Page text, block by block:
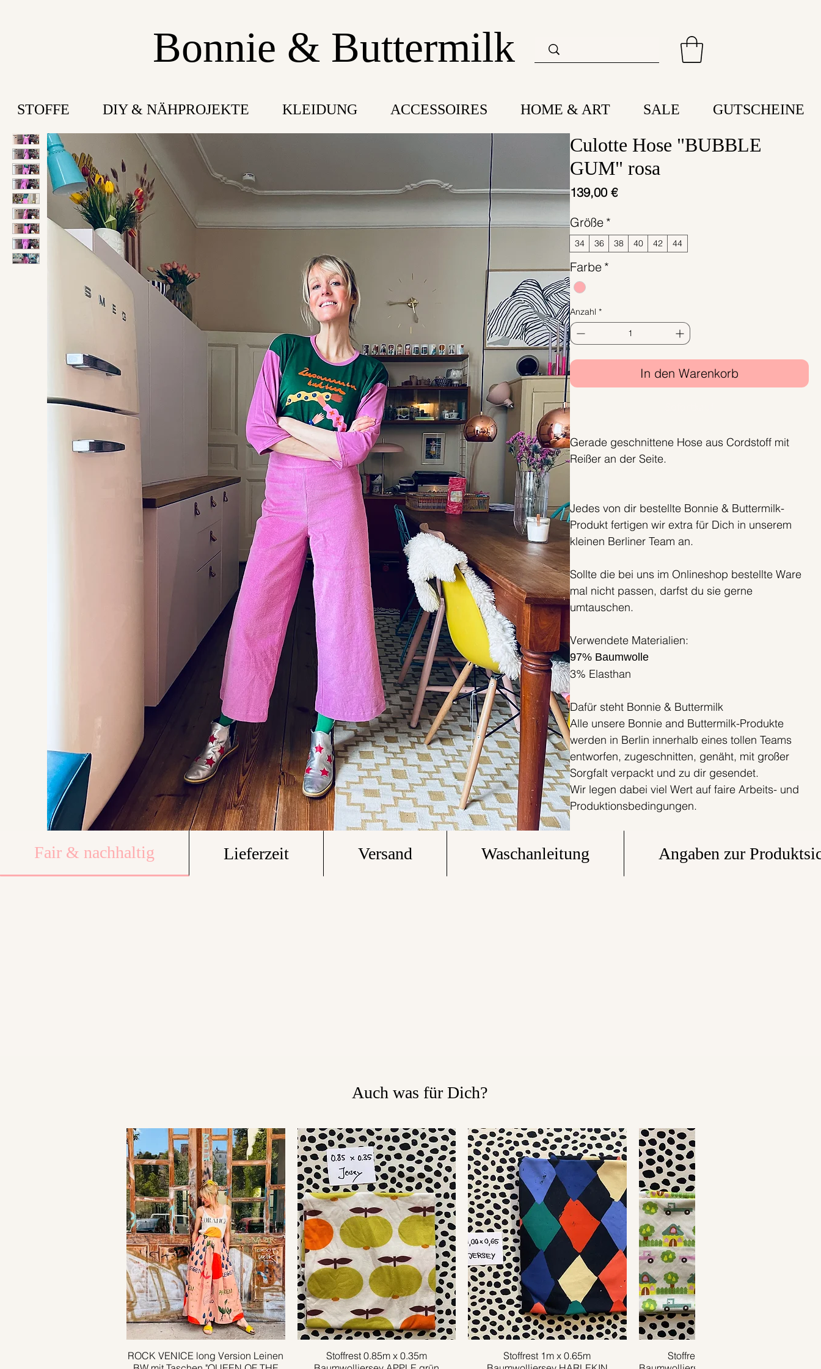
Bonnie & Buttermilk
STOFFE DIY & NÄHPROJEKTE KLEIDUNG ACCESSOIRES HOME & ART SALE GUTSCHEINE
Culotte Hose "BUBBLE
GUM" rosa
139,00 €Preis
Größe *
34 36 38 40 42 44
Farbe *
Anzahl *
In den Warenkorb
Gerade geschnittene Hose aus Cordstoff mit
Reißer an der Seite.
Jedes von dir bestellte Bonnie & Buttermilk-
Produkt fertigen wir extra für Dich in unserem
kleinen Berliner Team an.
Sollte die bei uns im Onlineshop bestellte Ware
mal nicht passen, darfst du sie gerne
umtauschen.
Verwendete Materialien:
97% Baumwolle
3% Elasthan
Dafür steht Bonnie & Buttermilk
Alle unsere Bonnie and Buttermilk-Produkte
werden in Berlin innerhalb eines tollen Teams
entworfen, zugeschnitten, genäht, mit großer
Sorgfalt verpackt und zu dir gesendet.
Wir legen dabei viel Wert auf faire Arbeits- und
Produktionsbedingungen.
Fair & nachhaltig Lieferzeit Versand Waschanleitung Angaben zur
Auch was für Dich?
Schnellansicht
ROCK VENICE long Version Leinen
Schnellansicht
Stoffrest 0.85m x 0.35m
Schnellansicht
Stoffrest 1m x 0.65m
Schnellansicht
Stoffrest 0.40m x 0.75m